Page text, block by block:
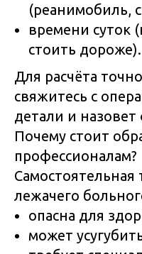
(реанимобиль,
времени суток
стоить дороже).
Для расчёта
свяжитесь с
детали и
Почему стоит
профессионалам?
Самостоятельная
лежачего
опасна для
может